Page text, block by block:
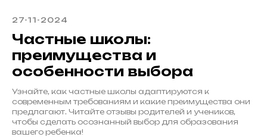
27-11-2024
Частные школы:
преимущества и
особенности выбора
Узнайте, как частные школы адаптируются к
современным требованиям и какие преимущества они
предлагают. Читайте отзывы родителей и учеников,
чтобы сделать осознанный выбор для образования
вашего ребенка!